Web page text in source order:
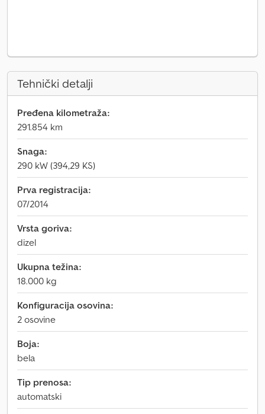
Tehnički detalji
Pređena kilometraža:
291.854 km
Snaga:
290 kW (394,29 KS)
Prva registracija:
07/2014
Vrsta goriva:
dizel
Ukupna težina:
18.000 kg
Konfiguracija osovina:
2 osovine
Boja:
bela
Tip prenosa:
automatski